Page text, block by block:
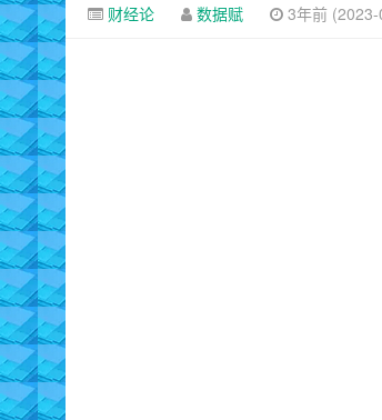
财经论 数据赋 3年前